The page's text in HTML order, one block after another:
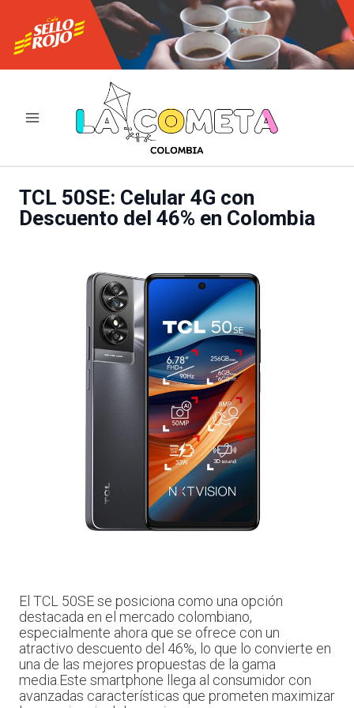
contenido
TCL 50SE: Celular 4G con
Descuento del 46% en Colombia
El TCL 50SE se posiciona como una opción
destacada en el mercado colombiano,
especialmente ahora que se ofrece con un
atractivo descuento del 46%, lo que lo convierte en
una de las mejores propuestas de la gama
media.Este smartphone llega al consumidor con
avanzadas características que prometen maximizar